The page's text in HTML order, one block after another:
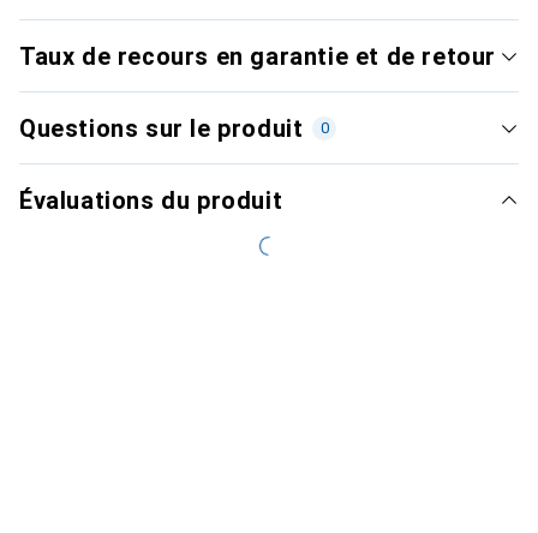
Taux de recours en garantie et de retour
Questions sur le produit 0
Évaluations du produit